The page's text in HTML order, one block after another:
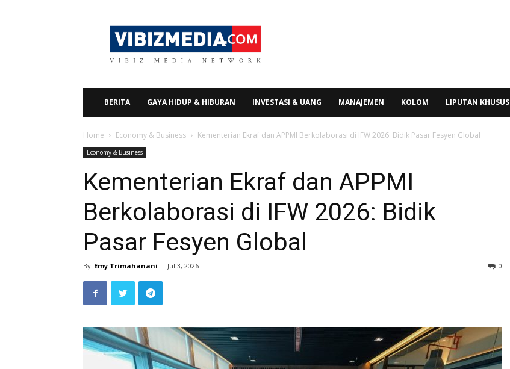
Vibizmedia.com
BERITA GAYA HIDUP & HIBURAN INVESTASI & UANG MANAJEMEN KOLOM LIPUTAN KHUSUS
Home Economy & Business Kementerian Ekraf dan APPMI Berkolaborasi di IFW 2026: Bidik Pasar Fesyen Global
Economy & Business
Kementerian Ekraf dan APPMI
Berkolaborasi di IFW 2026: Bidik
Pasar Fesyen Global
By Emy Trimahanani - Jul 3, 2026 0